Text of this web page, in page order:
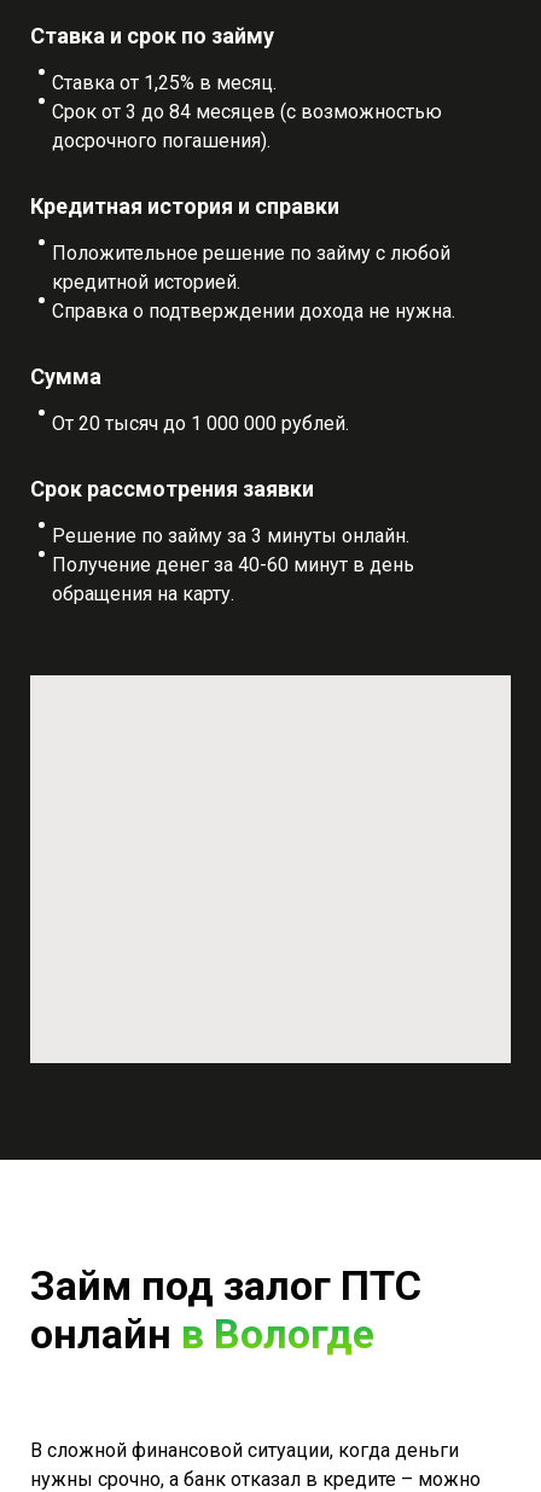
Ставка и срок по займу
Ставка от 1,25% в месяц.
Срок от 3 до 84 месяцев (с возможностью
досрочного погашения).
Кредитная история и справки
Положительное решение по займу с любой
кредитной историей.
Справка о подтверждении дохода не нужна.
Сумма
От 20 тысяч до 1 000 000 рублей.
Срок рассмотрения заявки
Решение по займу за 3 минуты онлайн.
Получение денег за 40-60 минут в день
обращения на карту.
Займ под залог ПТС
онлайн в Вологде
В сложной финансовой ситуации, когда деньги
нужны срочно, а банк отказал в кредите – можно